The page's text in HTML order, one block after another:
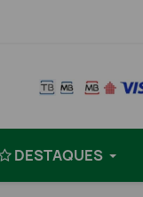
DESTAQUES